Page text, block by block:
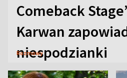
Comeback
Karwan
niespodzianki
Rozmowy